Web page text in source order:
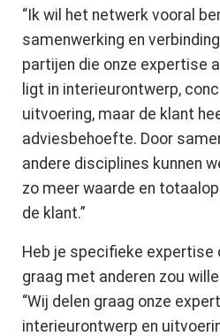
“Ik wil het netwerk vooral
samenwerking en
partijen die onze expertise
ligt in interieurontwerp,
uitvoering, maar de klant
adviesbehoefte. Door
andere disciplines kunnen
zo meer waarde en
de klant.”
Heb je specifieke expertise
graag met anderen zou
“Wij delen graag onze
interieurontwerp en